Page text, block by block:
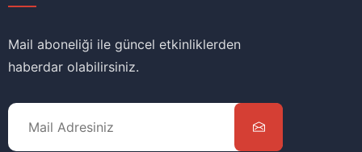
Mail aboneliği ile güncel etkinliklerden
haberdar olabilirsiniz.